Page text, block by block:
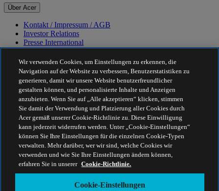
Über Acer
Kontakt / Impressum / AGB
Investor Relations
Presse International
Auszeichnungen
Veranstaltungen
Nachhaltigkeit
Nachhaltigkeit
Corporate Social Responsibility
CO2-Bilanz unserer Produkte
Project Humanity
Earthion
Datenschutzrichtlinie
Cookie-Richtlinie
Rechtlicher Hinweis
Zusätzliche rechtliche Informationen
Barrierefreiheitsrichtlinie
Wir verwenden Cookies, um Einstellungen zu erkennen, die
Navigation auf der Website zu verbessern, Benutzerstatistiken zu
generieren, damit wir unsere Website benutzerfreundlicher
gestalten können, und personalisierte Inhalte und Anzeigen
anzubieten. Wenn Sie auf „Alle akzeptieren“ klicken, stimmen
Sie damit der Verwendung und Platzierung aller Cookies durch
Acer gemäß unserer Cookie-Richtlinie zu. Diese Einwilligung
kann jederzeit widerrufen werden. Unter „Cookie-Einstellungen“
können Sie Ihre Einstellungen für die einzelnen Cookie-Typen
verwalten. Mehr darüber, wer wir sind, welche Cookies wir
verwenden und wie Sie Ihre Einstellungen ändern können,
erfahren Sie in unserer Cookie-Richtlinie.
Cookie-Einstellungen